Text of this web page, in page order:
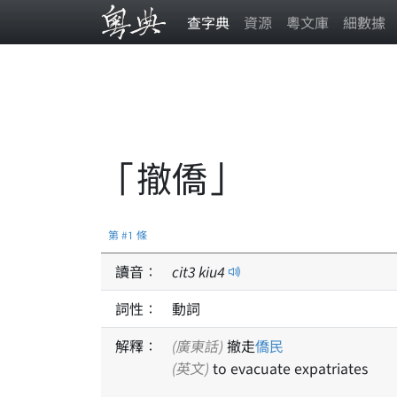
查字典 資源 粵文庫 細數據
「撤僑」
第 #1 條
讀音： cit3kiu4
詞性：
動詞
解釋：
(廣東話) 撤走僑民
(英文) to evacuate expatriates